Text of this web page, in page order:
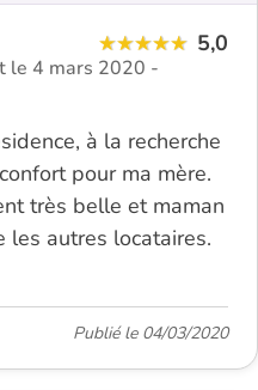
5,0
le 4 mars 2020 -
à la recherche
pour ma mère.
très belle et maman
les autres locataires.
Publié le 04/03/2020